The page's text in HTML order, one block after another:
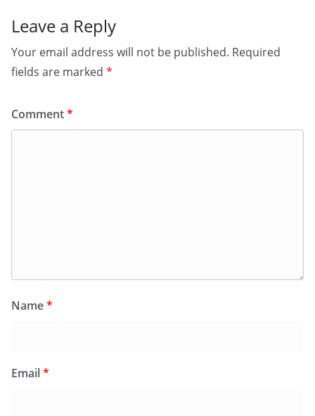
Leave a Reply
Your email address will not be published. Required
fields are marked *
Comment*
Name*
Email*